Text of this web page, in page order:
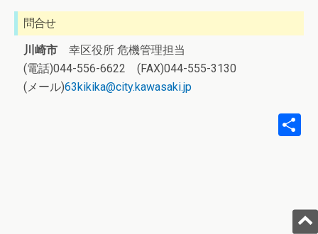
問合せ
川崎市 幸区役所 危機管理担当
(電話)044-556-6622 (FAX)044-555-3130
(メール)63kikika@city.kawasaki.jp